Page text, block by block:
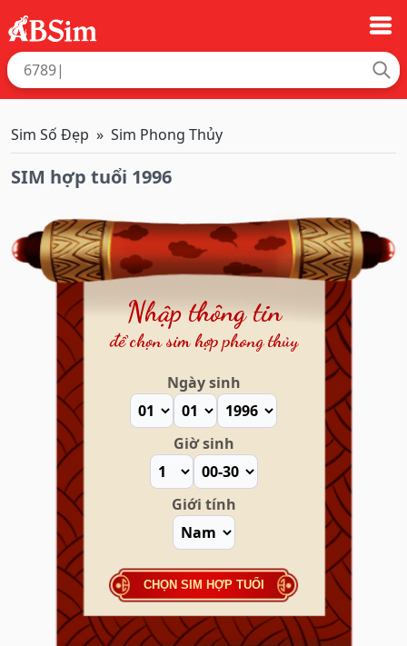
Sim Số Đẹp Sim Phong Thủy
SIM hợp tuổi 1996
Nhập thông tin
để chọn sim hợp phong thủy
Ngày sinh
Giờ sinh
Giới tính
CHỌN SIM HỢP TUỔI